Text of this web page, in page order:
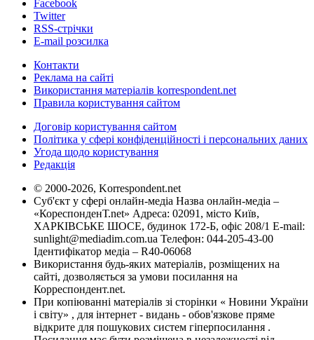
Facebook
Twitter
RSS-стрічки
E-mail розсилка
Контакти
Реклама на сайті
Використання матеріалів korrespondent.net
Правила користування сайтом
Договір користування сайтом
Політика у сфері конфіденційності і персональних даних
Угода щодо користування
Редакція
© 2000-2026, Korrespondent.net
Суб'єкт у сфері онлайн-медіа Назва онлайн-медіа –
«КореспонденТ.net» Адреса: 02091, місто Київ,
ХАРКІВСЬКЕ ШОСЕ, будинок 172-Б, офіс 208/1 E-mail:
sunlight@mediadim.com.ua Телефон: 044-205-43-00
Ідентифікатор медіа – R40-06068
Використання будь-яких матеріалів, розміщених на
сайті, дозволяється за умови посилання на
Корреспондент.net.
При копіюванні матеріалів зі сторінки « Новини України
і світу» , для інтернет - видань - обов'язкове пряме
відкрите для пошукових систем гіперпосилання .